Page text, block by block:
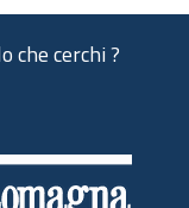
che cerchi ?